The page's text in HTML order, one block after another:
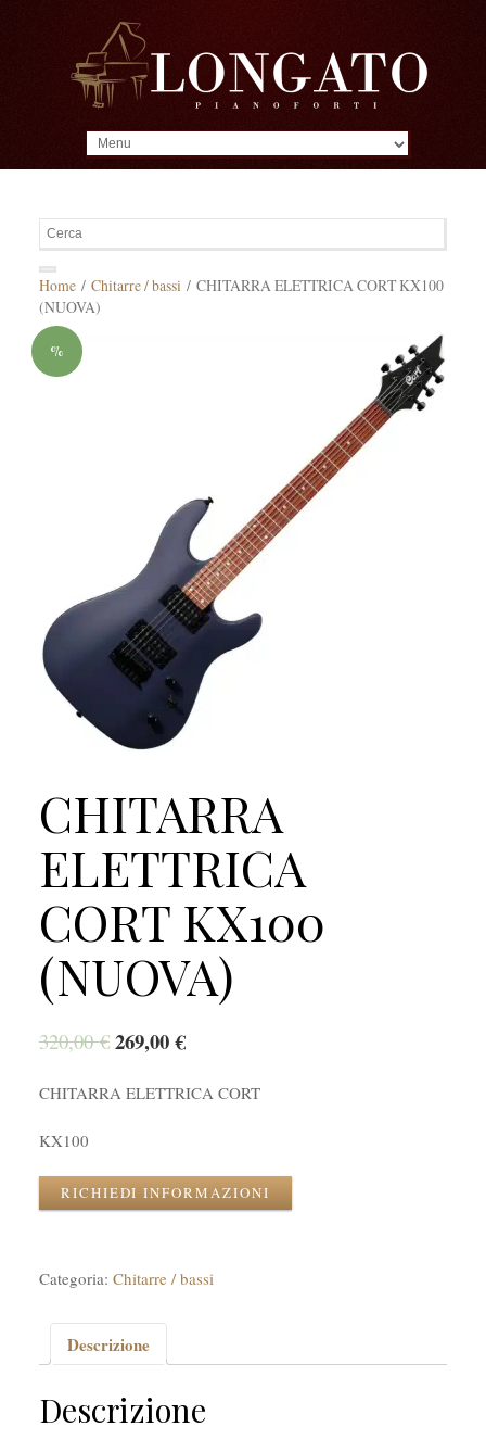
Home/ Chitarre / bassi / CHITARRA ELETTRICA CORT KX100
(NUOVA)
%
CHITARRA
ELETTRICA
CORT KX100
(NUOVA)
320,00€ 269,00€
CHITARRA ELETTRICA CORT
KX100
RICHIEDI INFORMAZIONI
Categoria: Chitarre / bassi
Descrizione
Descrizione